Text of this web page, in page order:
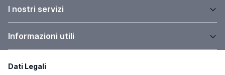
I nostri servizi
Informazioni utili
Dati Legali